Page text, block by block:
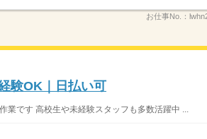
お仕事No.：
験OK｜日払い可
業です 高校生や未経験スタッフも多数活躍中 ...